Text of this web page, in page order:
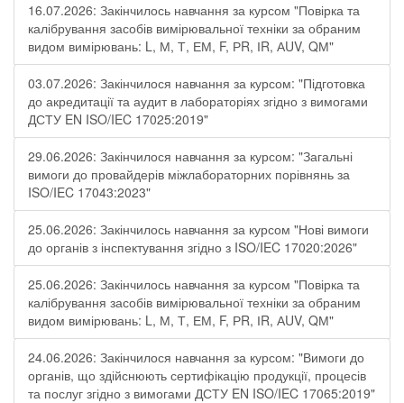
16.07.2026: Закінчилось навчання за курсом "Повірка та
калібрування засобів вимірювальної техніки за обраним
видом вимірювань: L, М, Т, ЕМ, F, РR, ІR, АUV, QМ"
03.07.2026: Закінчилося навчання за курсом: "Підготовка
до акредитації та аудит в лабораторіях згідно з вимогами
ДСТУ EN ISO/IEC 17025:2019"
29.06.2026: Закінчилося навчання за курсом: "Загальні
вимоги до провайдерів міжлабораторних порівнянь за
ISO/IEC 17043:2023"
25.06.2026: Закінчилось навчання за курсом "Нові вимоги
до органів з інспектування згідно з ISO/IEC 17020:2026"
25.06.2026: Закінчилось навчання за курсом "Повірка та
калібрування засобів вимірювальної техніки за обраним
видом вимірювань: L, М, Т, ЕМ, F, РR, ІR, АUV, QМ"
24.06.2026: Закінчилося навчання за курсом: "Вимоги до
органів, що здійснюють сертифікацію продукції, процесів
та послуг згідно з вимогами ДСТУ EN ISO/IEC 17065:2019"